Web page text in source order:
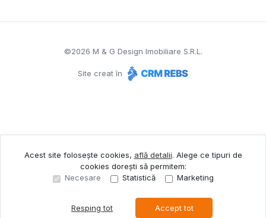
Sună acum Solicită vizionare
©2026 M & G Design Imobiliare S.R.L.
Site creat în
Acest site folosește cookies, află detalii. Alege ce tipuri de
cookies dorești să permitem:
Necesare
Statistică Marketing
Resping tot Accept tot